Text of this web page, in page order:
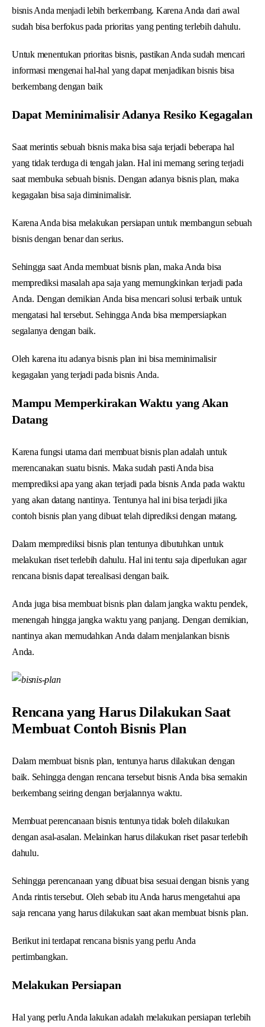
bisnis Anda menjadi lebih berkembang. Karena Anda dari awal
sudah bisa berfokus pada prioritas yang penting terlebih dahulu.
Untuk menentukan prioritas bisnis, pastikan Anda sudah mencari
informasi mengenai hal-hal yang dapat menjadikan bisnis bisa
berkembang dengan baik
Dapat Meminimalisir Adanya Resiko Kegagalan
Saat merintis sebuah bisnis maka bisa saja terjadi beberapa hal
yang tidak terduga di tengah jalan. Hal ini memang sering terjadi
saat membuka sebuah bisnis. Dengan adanya bisnis plan, maka
kegagalan bisa saja diminimalisir.
Karena Anda bisa melakukan persiapan untuk membangun sebuah
bisnis dengan benar dan serius.
Sehingga saat Anda membuat bisnis plan, maka Anda bisa
memprediksi masalah apa saja yang memungkinkan terjadi pada
Anda. Dengan demikian Anda bisa mencari solusi terbaik untuk
mengatasi hal tersebut. Sehingga Anda bisa mempersiapkan
segalanya dengan baik.
Oleh karena itu adanya bisnis plan ini bisa meminimalisir
kegagalan yang terjadi pada bisnis Anda.
Mampu Memperkirakan Waktu yang Akan
Datang
Karena fungsi utama dari membuat bisnis plan adalah untuk
merencanakan suatu bisnis. Maka sudah pasti Anda bisa
memprediksi apa yang akan terjadi pada bisnis Anda pada waktu
yang akan datang nantinya. Tentunya hal ini bisa terjadi jika
contoh bisnis plan yang dibuat telah diprediksi dengan matang.
Dalam memprediksi bisnis plan tentunya dibutuhkan untuk
melakukan riset terlebih dahulu. Hal ini tentu saja diperlukan agar
rencana bisnis dapat terealisasi dengan baik.
Anda juga bisa membuat bisnis plan dalam jangka waktu pendek,
menengah hingga jangka waktu yang panjang. Dengan demikian,
nantinya akan memudahkan Anda dalam menjalankan bisnis
Anda.
Rencana yang Harus Dilakukan Saat
Membuat Contoh Bisnis Plan
Dalam membuat bisnis plan, tentunya harus dilakukan dengan
baik. Sehingga dengan rencana tersebut bisnis Anda bisa semakin
berkembang seiring dengan berjalannya waktu.
Membuat perencanaan bisnis tentunya tidak boleh dilakukan
dengan asal-asalan. Melainkan harus dilakukan riset pasar terlebih
dahulu.
Sehingga perencanaan yang dibuat bisa sesuai dengan bisnis yang
Anda rintis tersebut. Oleh sebab itu Anda harus mengetahui apa
saja rencana yang harus dilakukan saat akan membuat bisnis plan.
Berikut ini terdapat rencana bisnis yang perlu Anda
pertimbangkan.
Melakukan Persiapan
Hal yang perlu Anda lakukan adalah melakukan persiapan terlebih